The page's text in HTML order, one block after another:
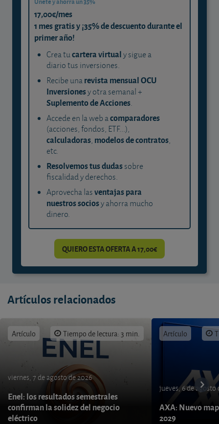
17,00€/mes
1 mes gratis y ¡35% de descuento durante el
primer año!
Crea tucartera virtualy sigue a
diario tus inversiones.
Recibe unarevista mensual OCU
Inversionesy otra semanal +
Suplemento de Acciones.
Accede en la web acomparadores
(acciones, fondos, ETF...),
calculadoras, modelos de contratos,
etc.
Resolvemos tus dudassobre
fiscalidad y derechos.
Aprovecha lasventajas para
nuestros sociosy ahorra mucho
dinero.
QUIERO ESTA OFERTA A 17,00€
Artículos relacionados
Artículo Tiempo de lectura: 3 min.
viernes, 7 de agosto de 2026
Enel: los resultados semestrales
confirman la solidez del negocio
eléctrico
Artículo
jueves, 6 de agosto
AXA: Nuevo
2029